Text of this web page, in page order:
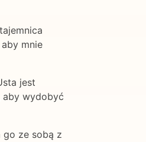
mnie
jest
aby wydobyć
go ze sobą z